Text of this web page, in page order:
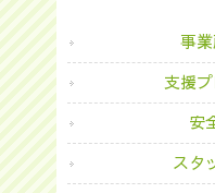
事
支援
安
スタ